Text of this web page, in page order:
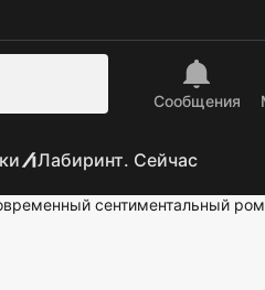
Сообщения
Лабиринт. Сейчас
сентиментальный